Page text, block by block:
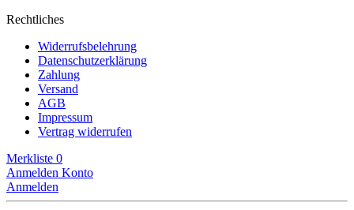
Rechtliches
Widerrufsbelehrung
Datenschutzerklärung
Zahlung
Versand
AGB
Impressum
Vertrag widerrufen
Merkliste 0
Anmelden Konto
Anmelden